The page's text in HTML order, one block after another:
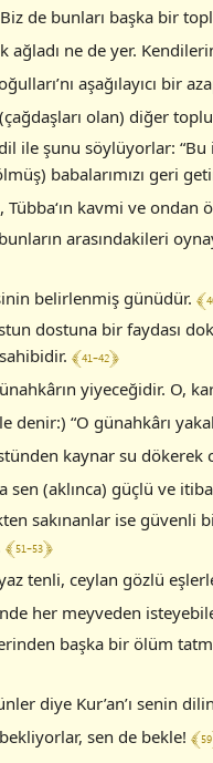
de bunları başka bir
ağladı ne de yer.
aşağılayıcı bir
olan) diğer
ile şunu söylüyorlar:
babalarımızı geri
Tübba‘ın kavmi ve
arasındakileri
belirlenmiş günüdür. ﴿
dostuna bir faydası
﴾ 41-42 ﴿
yiyeceğidir. O,
denir:) “O günahkârı
kaynar su dökerek
sen (aklınca) güçlü ve
sakınanlar ise güvenli
﴾ 51-53 ﴿
tenli, ceylan gözlü
her meyveden
başka bir ölüm
diye Kur’an’ı senin
sen de bekle! ﴿